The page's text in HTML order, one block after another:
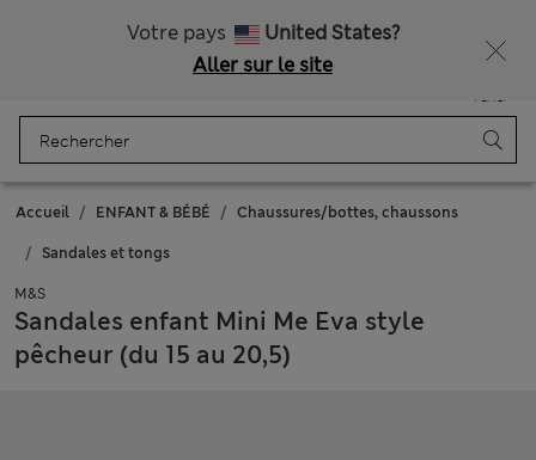
Votre pays
United States?
Aller sur le site
Panier
Accueil ENFANT & BÉBÉ Chaussures/bottes, chaussons
Sandales et tongs
M&S
Sandales enfant Mini Me Eva style
pêcheur (du 15 au 20,5)